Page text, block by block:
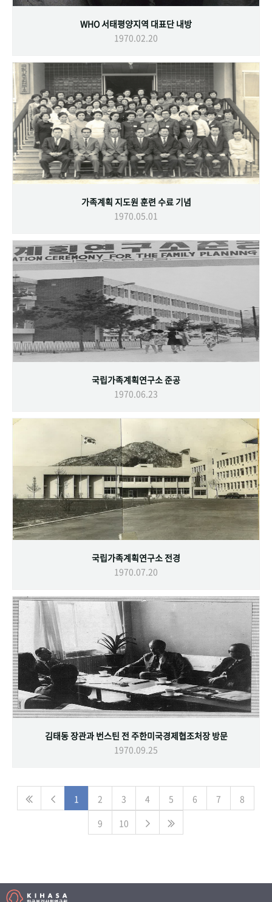
WHO 서태평양지역 대표단 내방
1970.02.20
가족계획 지도원 훈련 수료 기념
1970.05.01
국립가족계획연구소 준공
1970.06.23
국립가족계획연구소 전경
1970.07.20
김태동 장관과 번스틴 전 주한미국경제협조처장 방문
1970.09.25
1 2 3 4 5 6 7
8
9
10